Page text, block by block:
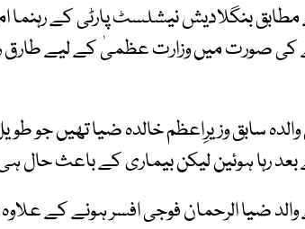
بنگلادیش نیشلسٹ پارٹی کے رہنما
صورت میں وزارت عظمیٰ کے لیے طارق
سابق وزیرِاعظم خالدہ ضیا تھیں جو
رہا ہوئین لیکن بیماری کے باعث حال
ضیا الرحمان فوجی افسر ہونے کے